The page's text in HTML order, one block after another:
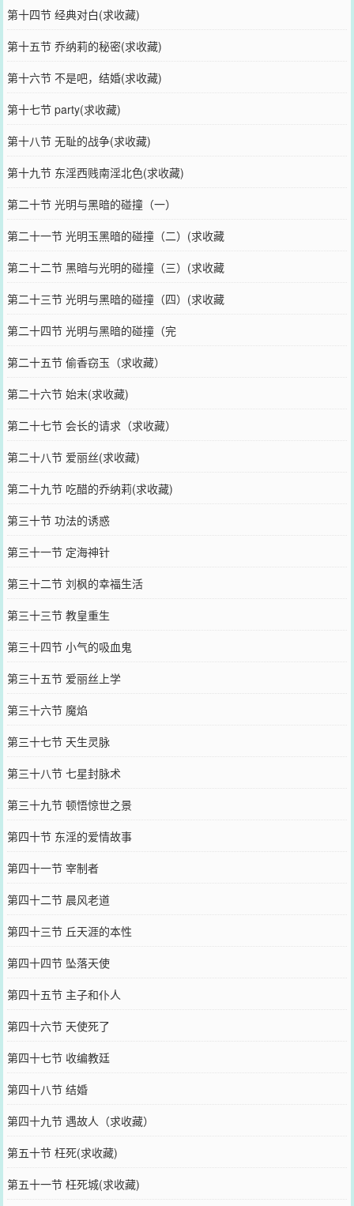
第十四节 经典对白(求收藏)
第十五节 乔纳莉的秘密(求收藏)
第十六节 不是吧，结婚(求收藏)
第十七节 party(求收藏)
第十八节 无耻的战争(求收藏)
第十九节 东淫西贱南淫北色(求收藏)
第二十节 光明与黑暗的碰撞（一）
第二十一节 光明玉黑暗的碰撞（二）(求收藏
第二十二节 黑暗与光明的碰撞（三）(求收藏
第二十三节 光明与黑暗的碰撞（四）(求收藏
第二十四节 光明与黑暗的碰撞（完
第二十五节 偷香窃玉（求收藏）
第二十六节 始末(求收藏)
第二十七节 会长的请求（求收藏）
第二十八节 爱丽丝(求收藏)
第二十九节 吃醋的乔纳莉(求收藏)
第三十节 功法的诱惑
第三十一节 定海神针
第三十二节 刘枫的幸福生活
第三十三节 教皇重生
第三十四节 小气的吸血鬼
第三十五节 爱丽丝上学
第三十六节 魔焰
第三十七节 天生灵脉
第三十八节 七星封脉术
第三十九节 顿悟惊世之景
第四十节 东淫的爱情故事
第四十一节 宰制者
第四十二节 晨风老道
第四十三节 丘天涯的本性
第四十四节 坠落天使
第四十五节 主子和仆人
第四十六节 天使死了
第四十七节 收编教廷
第四十八节 结婚
第四十九节 遇故人（求收藏）
第五十节 枉死(求收藏)
第五十一节 枉死城(求收藏)